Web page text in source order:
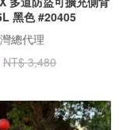
黑色 #20405
總代理
NT$ 3,480